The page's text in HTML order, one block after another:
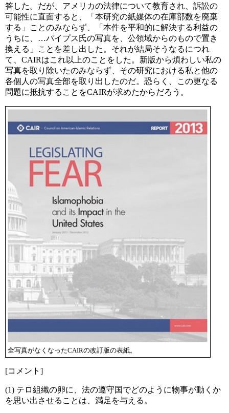
答した。だが、アメリカの法律について教育され、訴訟の
可能性に直面すると、「本研究の紙媒体の在庫部数を廃棄
する」ことのみならず、「本件を平和的に解決する利益の
うちに、…パイプス氏の写真を、公領域からのもので置き
換える」ことを差し出した。それが結局そうなるにつれ
て、CAIRはこれ以上のことをした。新版から煩わしい私の
写真を取り除いたのみならず、その研究における私と他の
各個人の写真全部を取り出したのだ。恐らく、この更なる
問題に抵抗することをCAIRが求めたからだろう。
全写真がなくなったCAIRの改訂版の表紙。
[コメント]
(1) テロ組織の卵に、法の遵守国でどのように物事が動くか
を思い出させることは、満足を与える。